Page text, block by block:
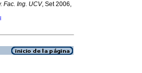
Fac. Ing. UCV, Set 2006,